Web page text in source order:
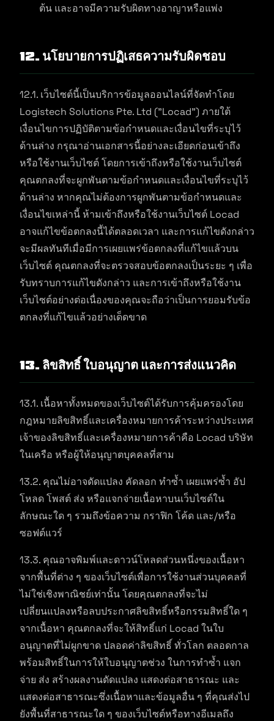
ต้น และอาจมีความรับผิดทางอาญาหรือแพ่ง
12. นโยบายการปฏิเสธความรับผิดชอบ
12.1. เว็บไซต์นี้เป็นบริการข้อมูลออนไลน์ที่จัดทำโดย
Logistech Solutions Pte. Ltd ("Locad") ภายใต้
เงื่อนไขการปฏิบัติตามข้อกำหนดและเงื่อนไขที่ระบุไว้
ด้านล่าง กรุณาอ่านเอกสารนี้อย่างละเอียดก่อนเข้าถึง
หรือใช้งานเว็บไซต์ โดยการเข้าถึงหรือใช้งานเว็บไซต์
คุณตกลงที่จะผูกพันตามข้อกำหนดและเงื่อนไขที่ระบุไว้
ด้านล่าง หากคุณไม่ต้องการผูกพันตามข้อกำหนดและ
เงื่อนไขเหล่านี้ ห้ามเข้าถึงหรือใช้งานเว็บไซต์ Locad
อาจแก้ไขข้อตกลงนี้ได้ตลอดเวลา และการแก้ไขดังกล่าว
จะมีผลทันทีเมื่อมีการเผยแพร่ข้อตกลงที่แก้ไขแล้วบน
เว็บไซต์ คุณตกลงที่จะตรวจสอบข้อตกลงเป็นระยะ ๆ เพื่อ
รับทราบการแก้ไขดังกล่าว และการเข้าถึงหรือใช้งาน
เว็บไซต์อย่างต่อเนื่องของคุณจะถือว่าเป็นการยอมรับข้อ
ตกลงที่แก้ไขแล้วอย่างเด็ดขาด
13. ลิขสิทธิ์ ใบอนุญาต และการส่งแนวคิด
13.1. เนื้อหาทั้งหมดของเว็บไซต์ได้รับการคุ้มครองโดย
กฎหมายลิขสิทธิ์และเครื่องหมายการค้าระหว่างประเทศ
เจ้าของลิขสิทธิ์และเครื่องหมายการค้าคือ Locad บริษัท
ในเครือ หรือผู้ให้อนุญาตบุคคลที่สาม
13.2. คุณไม่อาจดัดแปลง คัดลอก ทำซ้ำ เผยแพร่ซ้ำ อัป
โหลด โพสต์ ส่ง หรือแจกจ่ายเนื้อหาบนเว็บไซต์ใน
ลักษณะใด ๆ รวมถึงข้อความ กราฟิก โค้ด และ/หรือ
ซอฟต์แวร์
13.3. คุณอาจพิมพ์และดาวน์โหลดส่วนหนึ่งของเนื้อหา
จากพื้นที่ต่าง ๆ ของเว็บไซต์เพื่อการใช้งานส่วนบุคคลที่
ไม่ใช่เชิงพาณิชย์เท่านั้น โดยคุณตกลงที่จะไม่
เปลี่ยนแปลงหรือลบประกาศลิขสิทธิ์หรือกรรมสิทธิ์ใด ๆ
จากเนื้อหา คุณตกลงที่จะให้สิทธิ์แก่ Locad ในใบ
อนุญาตที่ไม่ผูกขาด ปลอดค่าลิขสิทธิ์ ทั่วโลก ตลอดกาล
พร้อมสิทธิ์ในการให้ใบอนุญาตช่วง ในการทำซ้ำ แจก
จ่าย ส่ง สร้างผลงานดัดแปลง แสดงต่อสาธารณะ และ
แสดงต่อสาธารณะซึ่งเนื้อหาและข้อมูลอื่น ๆ ที่คุณส่งไป
ยังพื้นที่สาธารณะใด ๆ ของเว็บไซต์หรือทางอีเมลถึง